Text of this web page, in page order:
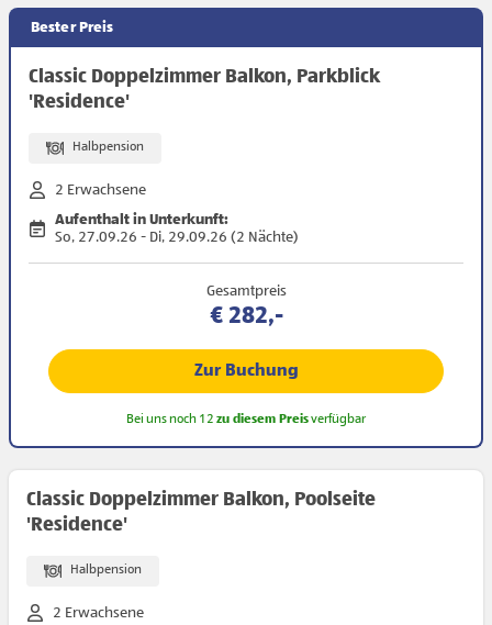
Bester Preis
Classic Doppelzimmer Balkon, Parkblick
'Residence'
Halbpension
2 Erwachsene
Aufenthalt in Unterkunft:
So, 27.09.26 - Di, 29.09.26 (2 Nächte)
Gesamtpreis
€ 282,-
Zur Buchung
Bei uns noch 12 zu diesem Preisverfügbar
Classic Doppelzimmer Balkon, Poolseite
'Residence'
Halbpension
2 Erwachsene